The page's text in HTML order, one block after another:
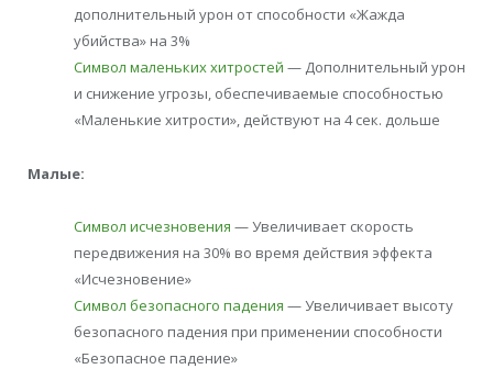
дополнительный урон от способности «Жажда
убийства» на 3%
Символ маленьких хитростей — Дополнительный урон
и снижение угрозы, обеспечиваемые способностью
«Маленькие хитрости», действуют на 4 сек. дольше
Малые:
Символ исчезновения — Увеличивает скорость
передвижения на 30% во время действия эффекта
«Исчезновение»
Символ безопасного падения — Увеличивает высоту
безопасного падения при применении способности
«Безопасное падение»